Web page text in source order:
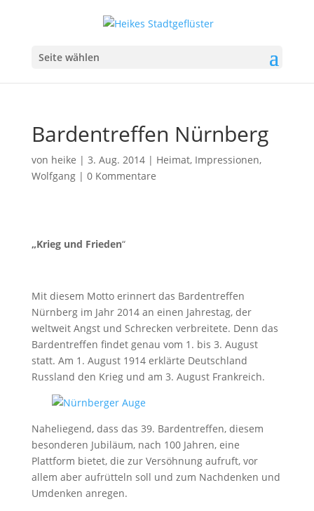
Seite wählen
Bardentreffen Nürnberg
von heike | 3. Aug. 2014| Heimat, Impressionen,
Wolfgang| 0 Kommentare
„Krieg und Frieden“
Mit diesem Motto erinnert das Bardentreffen
Nürnberg im Jahr 2014 an einen Jahrestag, der
weltweit Angst und Schrecken verbreitete. Denn das
Bardentreffen findet genau vom 1. bis 3. August
statt. Am 1. August 1914 erklärte Deutschland
Russland den Krieg und am 3. August Frankreich.
Naheliegend, dass das 39. Bardentreffen, diesem
besonderen Jubiläum, nach 100 Jahren, eine
Plattform bietet, die zur Versöhnung aufruft, vor
allem aber aufrütteln soll und zum Nachdenken und
Umdenken anregen.